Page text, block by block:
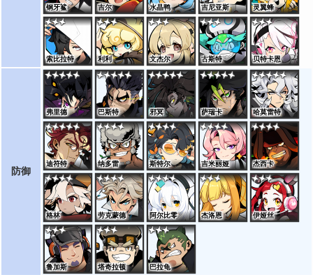
钢牙鲨 吉尔 水晶鸭 吉尼亚斯 灵翼蜂
索比拉特 利利 文杰尔 古斯特 贝特卡恩
防御
弗里德 巴斯特 邪冥 萨瑞卡 哈莫雷特
迪符特 纳多雷 斯特尔 吉米丽娅 杰西卡
格林 劳克蒙德 阿尔比零 杰洛恩 伊娅丝
鲁加斯 塔奇拉顿 巴拉龟